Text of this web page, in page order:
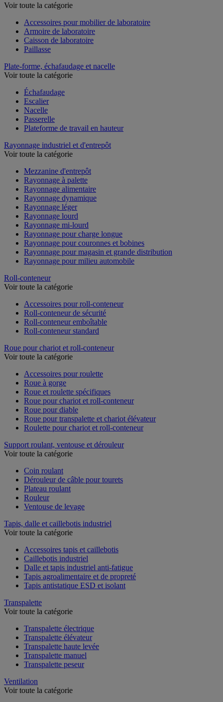
Voir toute la catégorie
Accessoires pour mobilier de laboratoire
Armoire de laboratoire
Caisson de laboratoire
Paillasse
Plate-forme, échafaudage et nacelle
Voir toute la catégorie
Échafaudage
Escalier
Nacelle
Passerelle
Plateforme de travail en hauteur
Rayonnage industriel et d'entrepôt
Voir toute la catégorie
Mezzanine d'entrepôt
Rayonnage à palette
Rayonnage alimentaire
Rayonnage dynamique
Rayonnage léger
Rayonnage lourd
Rayonnage mi-lourd
Rayonnage pour charge longue
Rayonnage pour couronnes et bobines
Rayonnage pour magasin et grande distribution
Rayonnage pour milieu automobile
Roll-conteneur
Voir toute la catégorie
Accessoires pour roll-conteneur
Roll-conteneur de sécurité
Roll-conteneur emboîtable
Roll-conteneur standard
Roue pour chariot et roll-conteneur
Voir toute la catégorie
Accessoires pour roulette
Roue à gorge
Roue et roulette spécifiques
Roue pour chariot et roll-conteneur
Roue pour diable
Roue pour transpalette et chariot élévateur
Roulette pour chariot et roll-conteneur
Support roulant, ventouse et dérouleur
Voir toute la catégorie
Coin roulant
Dérouleur de câble pour tourets
Plateau roulant
Rouleur
Ventouse de levage
Tapis, dalle et caillebotis industriel
Voir toute la catégorie
Accessoires tapis et caillebotis
Caillebotis industriel
Dalle et tapis industriel anti-fatigue
Tapis agroalimentaire et de propreté
Tapis antistatique ESD et isolant
Transpalette
Voir toute la catégorie
Transpalette électrique
Transpalette élévateur
Transpalette haute levée
Transpalette manuel
Transpalette peseur
Ventilation
Voir toute la catégorie